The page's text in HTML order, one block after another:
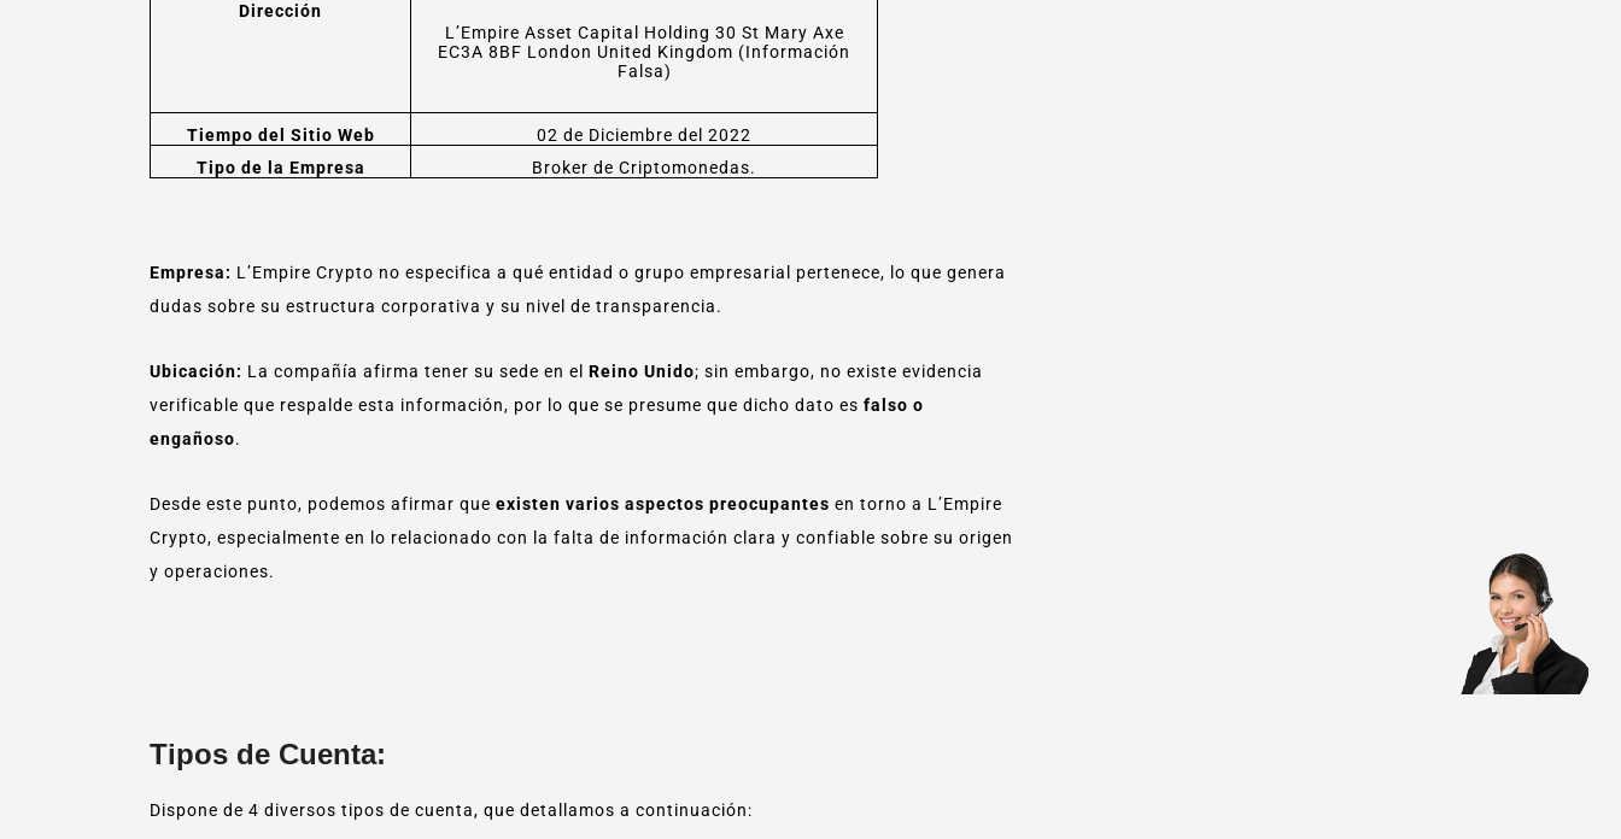
Dirección
L’Empire Asset Capital Holding 30 St Mary Axe
EC3A 8BF London United Kingdom (Información
Falsa)
Tiempo del Sitio Web
02 de Diciembre del 2022
Tipo de la Empresa
Broker de Criptomonedas.
Empresa: L’Empire Crypto no especifica a qué entidad o grupo empresarial pertenece, lo que genera
dudas sobre su estructura corporativa y su nivel de transparencia.
Ubicación: La compañía afirma tener su sede en el Reino Unido; sin embargo, no existe evidencia
verificable que respalde esta información, por lo que se presume que dicho dato es falso o
engañoso.
Desde este punto, podemos afirmar que existen varios aspectos preocupantes en torno a L’Empire
Crypto, especialmente en lo relacionado con la falta de información clara y confiable sobre su origen
y operaciones.
Tipos de Cuenta:
Dispone de 4 diversos tipos de cuenta, que detallamos a continuación: